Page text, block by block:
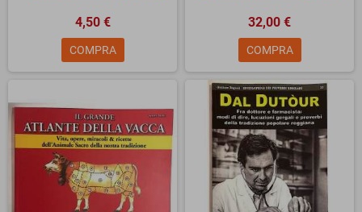
4,50 €
COMPRA
32,00 €
COMPRA